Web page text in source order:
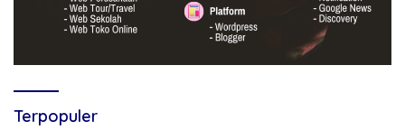
Terpopuler